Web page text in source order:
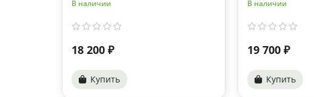
В наличии
18 200 ₽
Купить
В наличии
19 700 ₽
Купить